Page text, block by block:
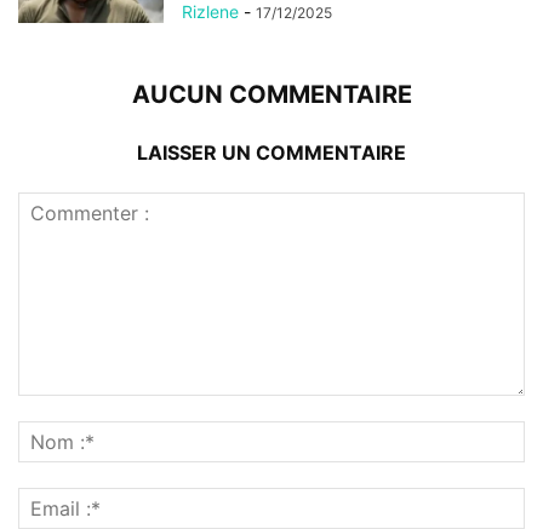
Rizlene - 17/12/2025
AUCUN COMMENTAIRE
LAISSER UN COMMENTAIRE